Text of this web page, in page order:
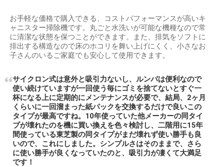
お手軽な価格で購入できる、コストパフォーマンスが高いキ
ャニスター掃除機です。丸ごと水洗いが可能な機種なので常
に清潔な状態を保つことができます。また、排気をソフトに
排出する構造なので床のホコリを舞い上げにくく、小さなお
子さんのいるご家庭でも安心して使用できます。
サイクロン式は意外と吸引力ないし、ルンバは便利なので
使い続けていますが一回使う毎にゴミを捨てないとすぐ一
杯になる上に定期的にメンテナンスが必要で、結局、2ヶ月
くらいに一回溜まった紙パックを交換するだけで良いこの
タイプが最高ですね。10年使っていた他メーカーの同タイ
プが壊れたのを機に買い換えを色々検討し、二階用に15年
間使っている東芝製の同タイプがまだ壊れず使い勝手も良
いので、これにしました。シンプルさはそのままで、さら
に使い勝手が良くなっていたのと、吸引力が凄くて大満足
です！